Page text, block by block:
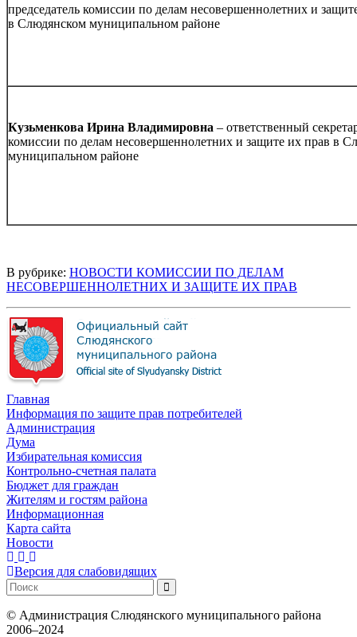
председатель комиссии по делам несовершеннолетних и
в Слюдянском муниципальном районе
Кузьменкова Ирина Владимировна – ответственный
комиссии по делам несовершеннолетних и защите их прав в
муниципальном районе
В рубрике: НОВОСТИ КОМИССИИ ПО ДЕЛАМ
НЕСОВЕРШЕННОЛЕТНИХ И ЗАЩИТЕ ИХ ПРАВ
Главная
Информация по защите прав потребителей
Администрация
Дума
Избирательная комиссия
Контрольно-счетная палата
Бюджет для граждан
Жителям и гостям района
Информационная
Карта сайта
Новости
Версия для слабовидящих
© Администрация Слюдянского муниципального района
2006–2024